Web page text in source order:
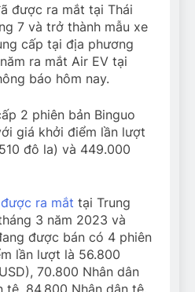
được ra mắt tại Thái
7 và trở thành mẫu xe
cấp tại địa phương
ra mắt Air EV tại
báo hôm nay.
2 phiên bản Binguo
giá khởi điểm lần lượt
đô la) và 449.000
ra mắt tại Trung
3 năm 2023 và
được bán có 4 phiên
lần lượt là 56.800
70.800 Nhân dân
tệ, 84.800 Nhân dân tệ.